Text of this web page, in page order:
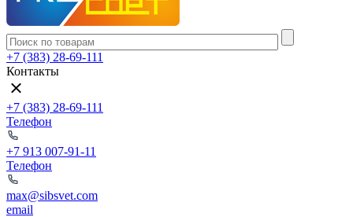
+7 (383) 28-69-111
Контакты
+7 (383) 28-69-111
Телефон
+7 913 007-91-11
Телефон
max@sibsvet.com
email